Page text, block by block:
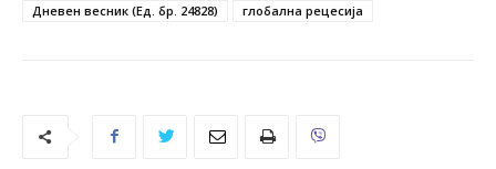
Дневен весник (Ед. бр. 24828)
глобална рецесија